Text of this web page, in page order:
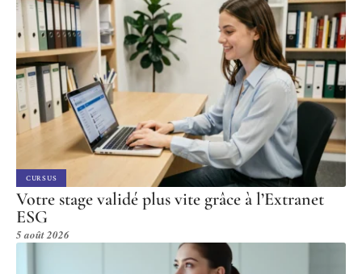
CURSUS
Votre stage validé plus vite grâce à l’Extranet
ESG
5 août 2026